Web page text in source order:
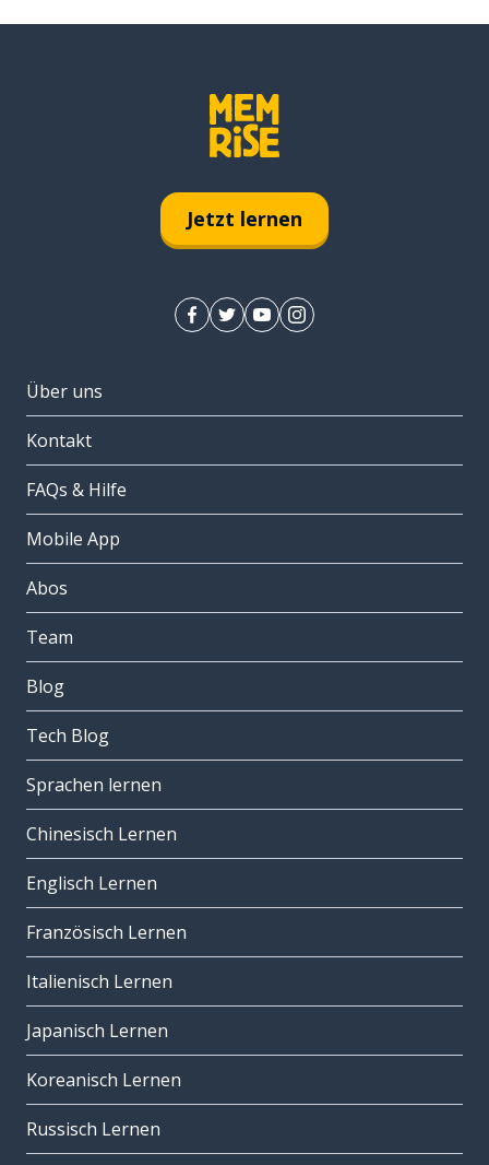
Jetzt lernen
Über uns
Kontakt
FAQs & Hilfe
Mobile App
Abos
Team
Blog
Tech Blog
Sprachen lernen
Chinesisch Lernen
Englisch Lernen
Französisch Lernen
Italienisch Lernen
Japanisch Lernen
Koreanisch Lernen
Russisch Lernen